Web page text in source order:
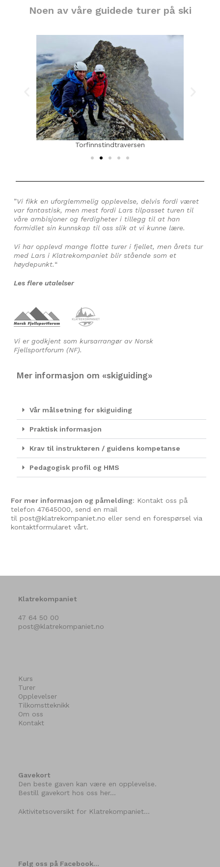
Noen av våre guidede turer på ski
Torfinnstindtraversen
”Vi fikk en uforglemmelig opplevelse, delvis fordi været
var fantastisk, men mest fordi Lars tilpasset turen til
våre ambisjoner og ferdigheter i tillegg til at han
formidlet sin kunnskap til oss slik at vi kunne lære.
Vi har opplevd mange flotte turer i fjellet, men årets tur
med Lars i Klatrekompaniet blir stående som et
høydepunkt.“
Les flere utalelser
Vi er godkjent som kursarrangør av Norsk
Fjellsportforum (NF).
Mer informasjon om «skiguiding»
Vår målsetning for skiguiding
Praktisk informasjon
Krav til instruktøren / guidens kompetanse
Pedagogisk profil og HMS
For mer informasjon og påmelding: Kontakt oss på
telefon47645000, send en mail
til post@klatrekompaniet.no eller send enforespørsel via
kontaktformularet vårt.
Klatrekompaniet
47 64 50 00
post@klatrekompaniet.no
Kurs
Turer
Opplevelser
Tilkomstteknikk
Om oss
Kontakt
Gavekort
Den beste gaven kan være en opplevelse.
Bestill gavekort hos oss her…
Aktivitetsoversikt for Klatrekompaniet…
Følg oss på Facebook…